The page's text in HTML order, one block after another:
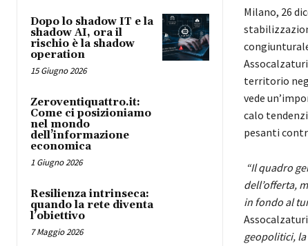
Dopo lo shadow IT e la
shadow AI, ora il
rischio è la shadow
operation
15 Giugno 2026
Zeroventiquattro.it:
Come ci posizioniamo
nel mondo
dell’informazione
economica
1 Giugno 2026
Resilienza intrinseca:
quando la rete diventa
l’obiettivo
7 Maggio 2026
Milano, 26
territorio
vede
calo
pesanti
“Il quadro
dell’offerta,
in fondo al
geopolitici,